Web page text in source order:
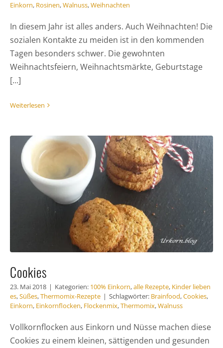
Einkorn, Rosinen,Walnuss,Weihnachten
In diesem Jahr ist alles anders. Auch Weihnachten! Die
sozialen Kontakte zu meiden ist in den kommenden
Tagen besonders schwer. Die gewohnten
Weihnachtsfeiern, Weihnachtsmärkte, Geburtstage
[...]
Weiterlesen
Cookies
23. Mai 2018 | Kategorien: 100% Einkorn,alle Rezepte, Kinder lieben
es,Süßes,Thermomix-Rezepte | Schlagwörter: Brainfood,Cookies,
Einkorn, Einkornflocken, Flockenmix,Thermomix,Walnuss
Vollkornflocken aus Einkorn und Nüsse machen diese
Cookies zu einem kleinen, sättigenden und gesunden